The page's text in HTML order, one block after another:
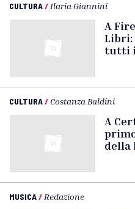
CULTURA/ Ilaria Giannini
A
Libri:
tutti
CULTURA/ Costanza Baldini
A
della
MUSICA/ Redazione